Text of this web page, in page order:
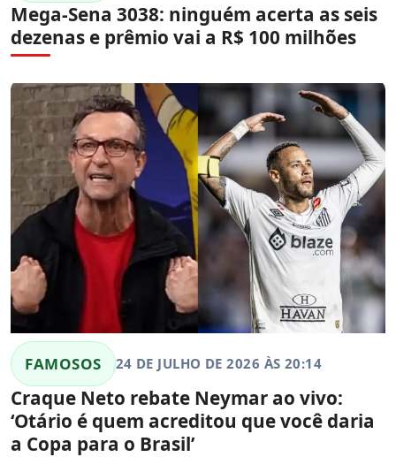
Mega-Sena 3038: ninguém acerta as seis
dezenas e prêmio vai a R$ 100 milhões
FAMOSOS 24 DE JULHO DE 2026 ÀS 20:14
Craque Neto rebate Neymar ao vivo:
‘Otário é quem acreditou que você daria
a Copa para o Brasil’